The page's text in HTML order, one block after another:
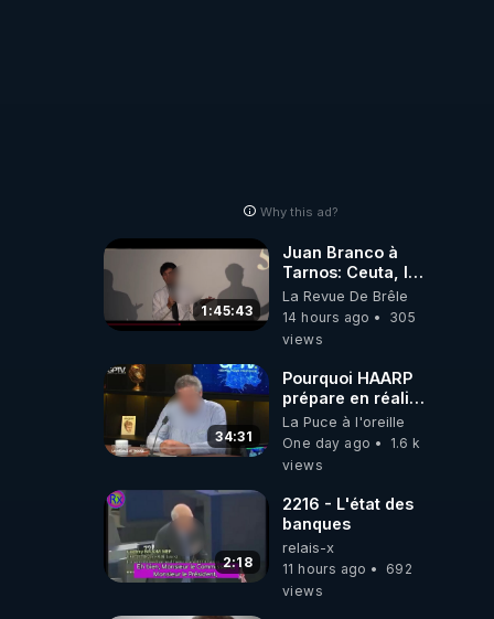
Why this ad?
1:45:43
Juan Branco à
Tarnos: Ceuta, le
narcotrafic et le
pouvoir en France
La Revue De Brêle
14 hours ago
305
views
34:31
Pourquoi HAARP
prépare en réalité
un CHAOS
climatique, on
répond
La Puce à l'oreille
One day ago
1.6 k
views
2:18
2216 - L'état des
banques
relais-x
11 hours ago
692
views